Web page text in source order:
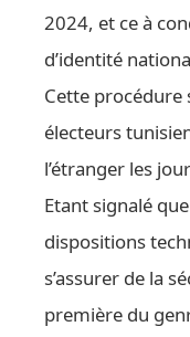
2024, et ce à
d’identité
Cette procédure
électeurs
l’étranger les
Etant signalé
dispositions
s’assurer de la
première du